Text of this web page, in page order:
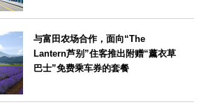
与富田农场合作，面向“The
Lantern芦别”住客推出附赠“薰衣草
巴士”免费乘车券的套餐